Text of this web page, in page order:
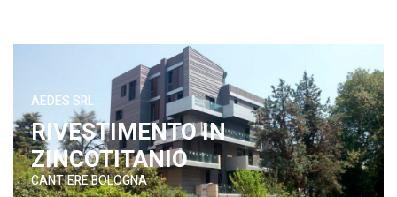
AEDES SRL
RIVESTIMENTO IN
ZINCOTITANIO
CANTIERE BOLOGNA